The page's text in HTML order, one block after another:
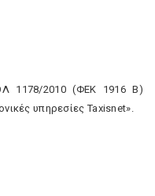
1178/2010 (ΦΕΚ 1916 Β)
υπηρεσίες Taxisnet».